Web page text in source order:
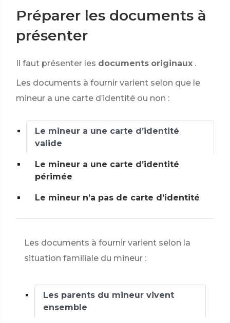
Préparer les documents à
présenter
Il faut présenter les documents originaux .
Les documents à fournir varient selon que le
mineur a une carte d’identité ou non :
Le mineur a une carte d’identité
valide
Le mineur a une carte d’identité
périmée
Le mineur n’a pas de carte d’identité
Les documents à fournir varient selon la
situation familiale du mineur :
Les parents du mineur vivent
ensemble